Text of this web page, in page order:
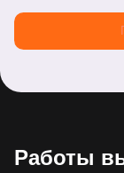
Работы